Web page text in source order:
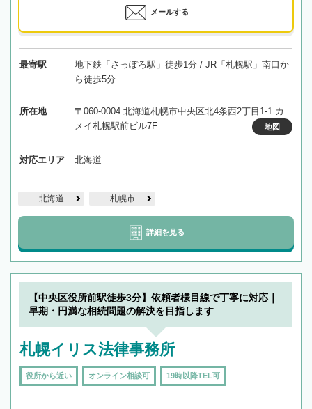
メールする
最寄駅
地下鉄「さっぽろ駅」徒歩1分 / JR「札幌駅」南口か
ら徒歩5分
所在地
〒060-0004 北海道札幌市中央区北4条西2丁目1-1 カ
メイ札幌駅前ビル7F
地図
対応エリア 北海道
北海道 札幌市
詳細を見る
【中央区役所前駅徒歩3分】依頼者様目線で丁寧に対応｜
早期・円満な相続問題の解決を目指します
札幌イリス法律事務所
役所から近い オンライン相談可 19時以降TEL可